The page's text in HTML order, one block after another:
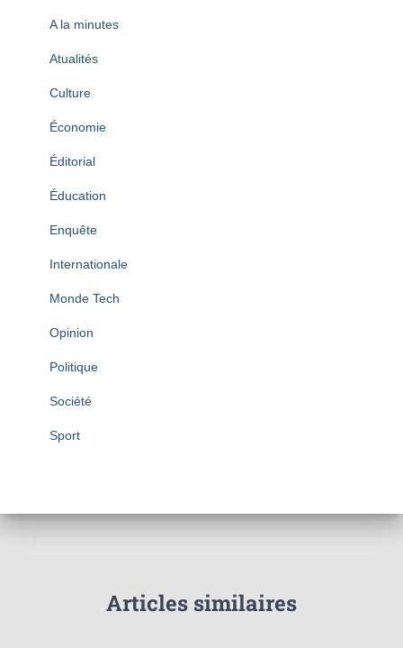
A la minutes
Atualités
Culture
Économie
Éditorial
Éducation
Enquête
Internationale
Monde Tech
Opinion
Politique
Société
Sport
Articles similaires